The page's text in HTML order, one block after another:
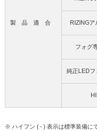
製品適合 RIZING
フォグ
純正LEDフ
※ ハイフン ( - ) 表示は標準装備に